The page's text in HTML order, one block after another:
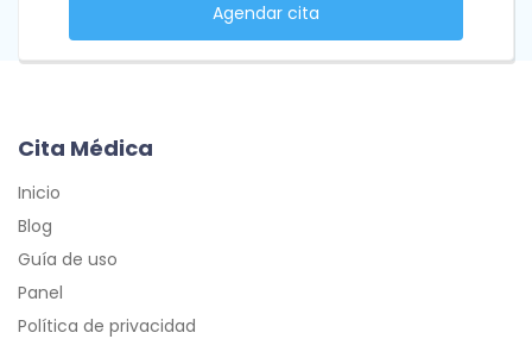
Agendar cita
Cita Médica
Inicio
Blog
Guía de uso
Panel
Política de privacidad